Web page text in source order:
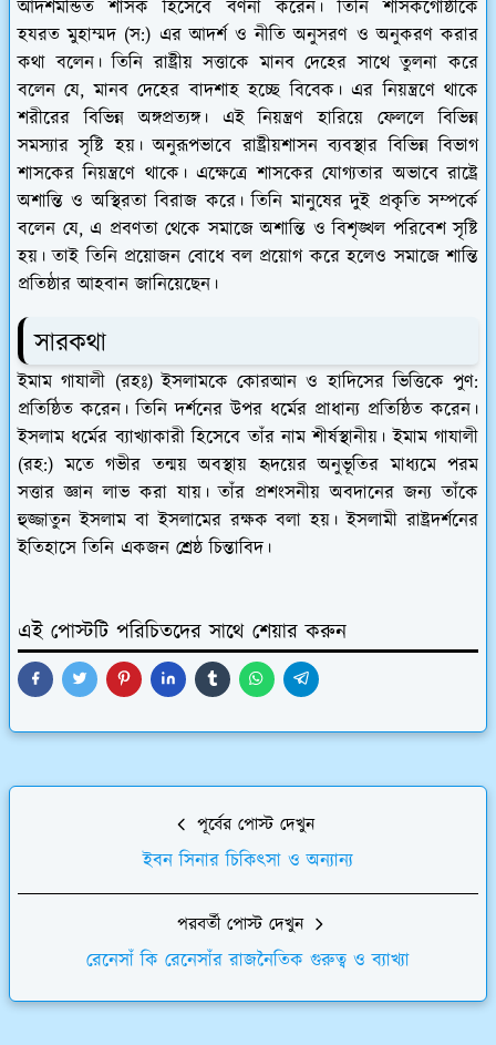
আদর্শমন্ডিত শাসক হিসেবে বর্ণনা করেন। তিনি শাসকগোষ্ঠীকে
হযরত মুহাম্মদ (স:) এর আদর্শ ও নীতি অনুসরণ ও অনুকরণ করার
কথা বলেন। তিনি রাষ্ট্রীয় সত্তাকে মানব দেহের সাথে তুলনা করে
বলেন যে, মানব দেহের বাদশাহ হচ্ছে বিবেক। এর নিয়ন্ত্রণে থাকে
শরীরের বিভিন্ন অঙ্গপ্রত্যঙ্গ। এই নিয়ন্ত্রণ হারিয়ে ফেললে বিভিন্ন
সমস্যার সৃষ্টি হয়। অনুরূপভাবে রাষ্ট্রীয়শাসন ব্যবস্থার বিভিন্ন বিভাগ
শাসকের নিয়ন্ত্রণে থাকে। এক্ষেত্রে শাসকের যোগ্যতার অভাবে রাষ্ট্রে
অশান্তি ও অস্থিরতা বিরাজ করে। তিনি মানুষের দুই প্রকৃতি সম্পর্কে
বলেন যে, এ প্রবণতা থেকে সমাজে অশান্তি ও বিশৃঙ্খল পরিবেশ সৃষ্টি
হয়। তাই তিনি প্রয়োজন বোধে বল প্রয়োগ করে হলেও সমাজে শান্তি
প্রতিষ্ঠার আহবান জানিয়েছেন।
সারকথা
ইমাম গাযালী (রহঃ) ইসলামকে কোরআন ও হাদিসের ভিত্তিকে পুণ:
প্রতিষ্ঠিত করেন। তিনি দর্শনের উপর ধর্মের প্রাধান্য প্রতিষ্ঠিত করেন।
ইসলাম ধর্মের ব্যাখ্যাকারী হিসেবে তাঁর নাম শীর্ষস্থানীয়। ইমাম গাযালী
(রহ:) মতে গভীর তন্ময় অবস্থায় হৃদয়ের অনুভূতির মাধ্যমে পরম
সত্তার জ্ঞান লাভ করা যায়। তাঁর প্রশংসনীয় অবদানের জন্য তাঁকে
হুজ্জাতুন ইসলাম বা ইসলামের রক্ষক বলা হয়। ইসলামী রাষ্ট্রদর্শনের
ইতিহাসে তিনি একজন শ্রেষ্ঠ চিন্তাবিদ।
এই পোস্টটি পরিচিতদের সাথে শেয়ার করুন
পূর্বের পোস্ট দেখুন
ইবন সিনার চিকিৎসা ও অন্যান্য
পরবর্তী পোস্ট দেখুন
রেনেসাঁ কি রেনেসাঁর রাজনৈতিক গুরুত্ব ও ব্যাখ্যা